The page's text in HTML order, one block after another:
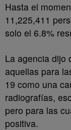
Hasta el
11,225,411
solo el 6.8%
La agencia dijo
aquellas para
19 como una
radiografías,
pero para las
positiva.